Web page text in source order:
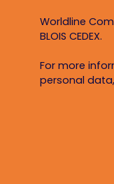
Worldline
BLOIS CEDEX.
For more
personal